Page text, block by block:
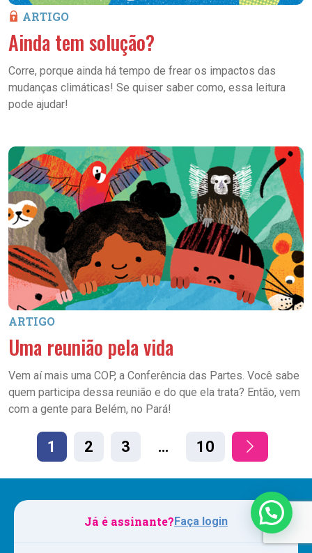
ARTIGO
Ainda tem solução?
Corre, porque ainda há tempo de frear os impactos das
mudanças climáticas! Se quiser saber como, essa leitura
pode ajudar!
ARTIGO
Uma reunião pela vida
Vem aí mais uma COP, a Conferência das Partes. Você sabe
quem participa dessa reunião e do que ela trata? Então, vem
com a gente para Belém, no Pará!
1 2 3 … 10
Já é assinante?Faça login